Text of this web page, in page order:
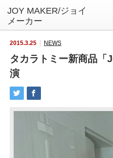
2015.3.25 NEWS
タカラトミー新商品「
演